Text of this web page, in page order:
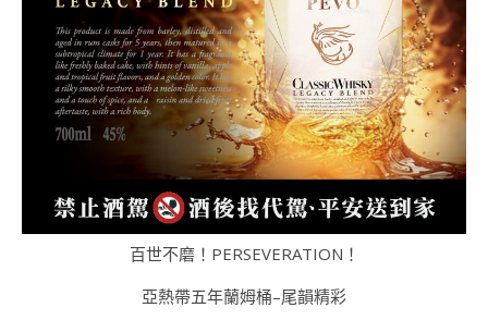
百世不磨！PERSEVERATION！
亞熱帶五年蘭姆桶–尾韻精彩